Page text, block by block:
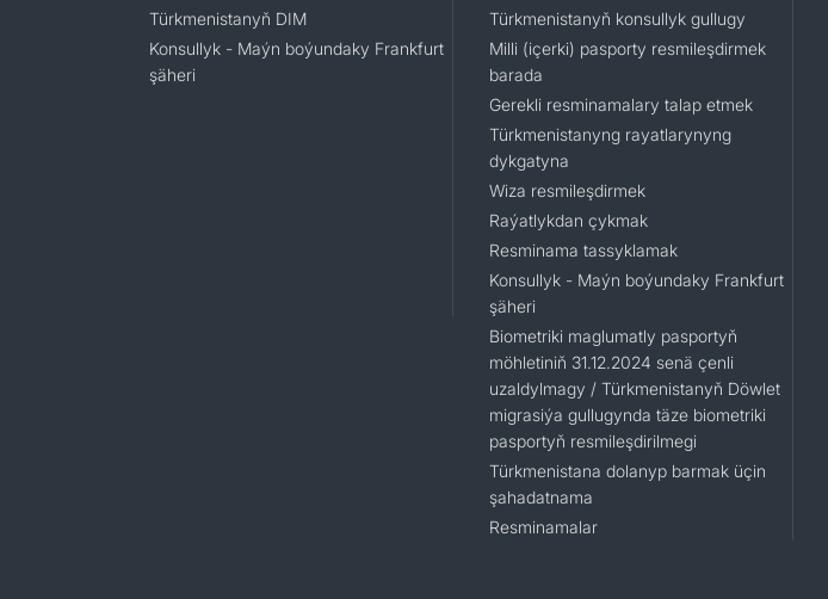
Türkmenistanyň DIM
Konsullyk - Maýn boýundaky Frankfurt
şäheri
Türkmenistanyň konsullyk gullugy
Milli (içerki) pasporty resmileşdirmek
barada
Gerekli resminamalary talap etmek
Türkmenistanyng rayatlarynyng
dykgatyna
Wiza resmileşdirmek
Raýatlykdan çykmak
Resminama tassyklamak
Konsullyk - Maýn boýundaky Frankfurt
şäheri
Biometriki maglumatly pasportyň
möhletiniň 31.12.2024 senä çenli
uzaldylmagy / Türkmenistanyň Döwlet
migrasiýa gullugynda täze biometriki
pasportyň resmileşdirilmegi
Türkmenistana dolanyp barmak üçin
şahadatnama
Resminamalar